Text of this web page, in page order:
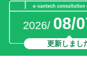
2026/ 08/
更新しまし